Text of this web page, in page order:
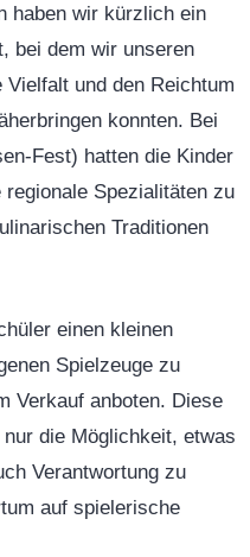
haben wir kürzlich ein
bei dem wir unseren
und den Reichtum
konnten. Bei
Fest) hatten die Kinder
Spezialitäten zu
Traditionen
einen kleinen
Spielzeuge zu
Verkauf anboten. Diese
die Möglichkeit, etwas
Verantwortung zu
auf spielerische